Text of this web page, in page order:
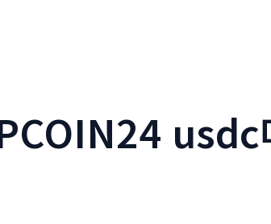
usdc